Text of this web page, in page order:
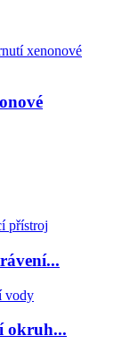
okruh...